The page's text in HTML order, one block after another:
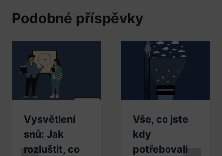
Podobné příspěvky
Vysvětlení
snů: Jak
rozluštit, co
Vše, co jste
kdy
potřebovali